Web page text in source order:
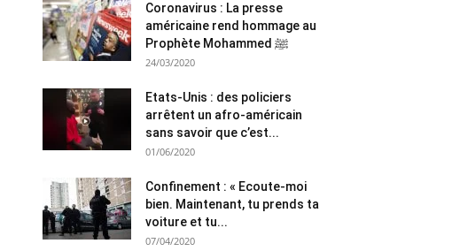
Coronavirus : La presse
américaine rend hommage au
Prophète Mohammed ﷺ
24/03/2020
Etats-Unis : des policiers
arrêtent un afro-américain
sans savoir que c’est...
01/06/2020
Confinement : « Ecoute-moi
bien. Maintenant, tu prends ta
voiture et tu...
07/04/2020